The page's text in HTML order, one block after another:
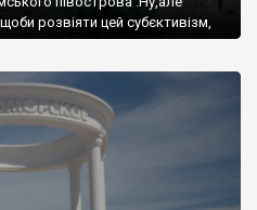
розвіяти цей субєктивізм,